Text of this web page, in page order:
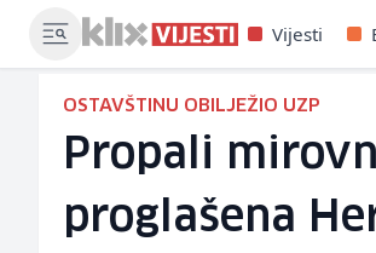
Vijesti
OSTAVŠTINU OBILJEŽIO UZP
Propali
proglašena